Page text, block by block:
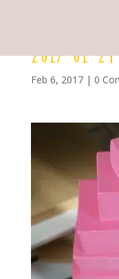
2017-01-
Feb 6, 2017| 0